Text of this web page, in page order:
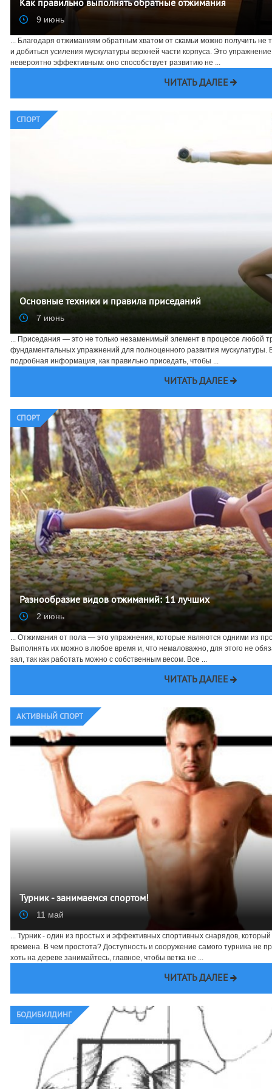
Как правильно выполнять обратные отжимания
9 июнь
... Благодаря отжиманиям обратным хватом от скамьи можно получить не
и добиться усиления мускулатуры верхней части корпуса. Это
невероятно эффективным: оно способствует развитию не ...
ЧИТАТЬ ДАЛЕЕ
СПОРТ
Основные техники и правила приседаний
7 июнь
... Приседания — это не только незаменимый элемент в процессе любой
фундаментальных упражнений для полноценного развития мускулатуры.
подробная информация, как правильно приседать, чтобы ...
ЧИТАТЬ ДАЛЕЕ
СПОРТ
Разнообразие видов отжиманий: 11 лучших
2 июнь
... Отжимания от пола — это упражнения, которые являются одними из
Выполнять их можно в любое время и, что немаловажно, для этого не
зал, так как работать можно с собственным весом. Все ...
ЧИТАТЬ ДАЛЕЕ
АКТИВНЫЙ СПОРТ
Турник - занимаемся спортом!
11 май
... Турник - один из простых и эффективных спортивных снарядов,
времена. В чем простота? Доступность и сооружение самого турника не
хоть на дереве занимайтесь, главное, чтобы ветка не ...
ЧИТАТЬ ДАЛЕЕ
БОДИБИЛДИНГ